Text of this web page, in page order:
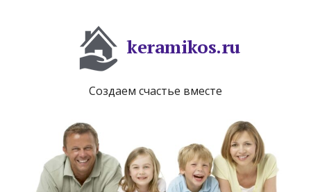
keramikos.ru
Создаем счастье вместе